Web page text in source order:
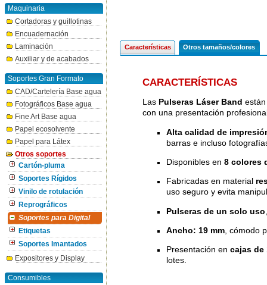
Maquinaria
Cortadoras y guillotinas
Encuadernación
Laminación
Auxiliar y de acabados
Soportes Gran Formato
CAD/Cartelería Base agua
Fotográficos Base agua
Fine Art Base agua
Papel ecosolvente
Papel para Látex
Otros soportes
Cartón-pluma
Soportes Rígidos
Vinilo de rotulación
Reprográficos
Soportes para Digital
Etiquetas
Soportes Imantados
Expositores y Display
Consumibles
Características Otros tamaños/colores
CARACTERÍSTICAS
Las Pulseras Láser Band
con una presentación
Alta calidad de
barras e incluso
Disponibles en 8 colores
Fabricadas en material
uso seguro y evita
Pulseras de un solo uso
Ancho: 19 mm, cómodo
Presentación en cajas de
lotes.